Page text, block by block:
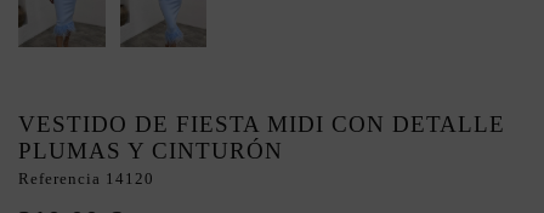
VESTIDO DE FIESTA MIDI CON DETALLE
PLUMAS Y CINTURÓN
Referencia 14120